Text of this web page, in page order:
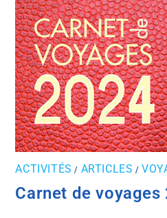
ACTIVITÉS / ARTICLES /
Carnet de voyages